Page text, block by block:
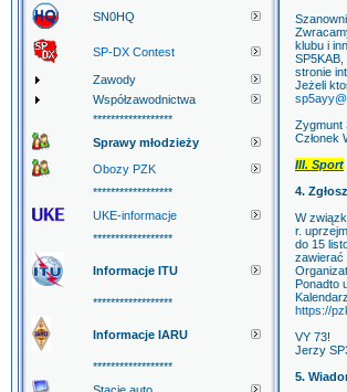
SN0HQ
SP-DX Contest
Zawody
Współzawodnictwa
******************
Sprawy młodzieży
Obozy PZK
******************
UKE-informacje
******************
Informacje ITU
******************
Informacje IARU
******************
klubu i
stronie
Jeżeli
Zygmunt
Członek
III. Sport
4.
W
r.
do 15
zawierać
Ponadto
https://
VY 73!
Jerzy
5.